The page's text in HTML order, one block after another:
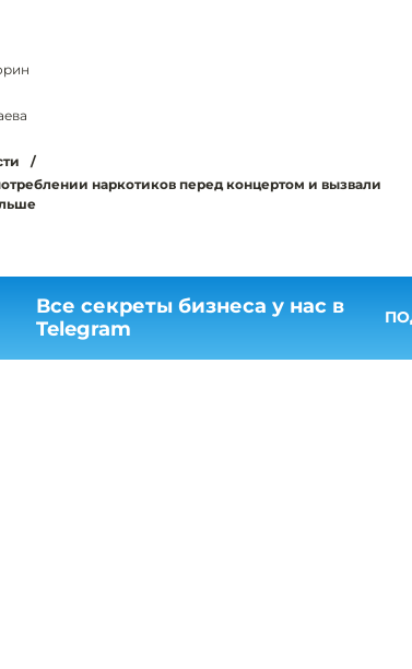
/
наркотиков перед концертом и вызвали
Все секреты бизнеса у нас в
Telegram